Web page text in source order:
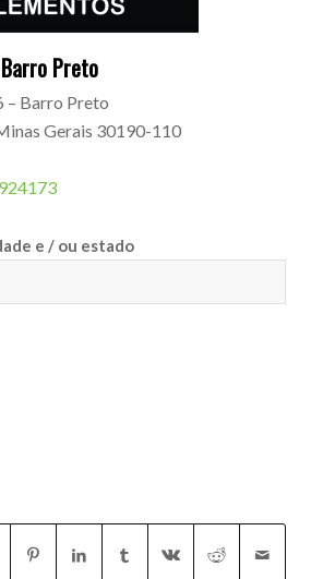
Preto
– Barro Preto
Gerais 30190-110
e / ou estado